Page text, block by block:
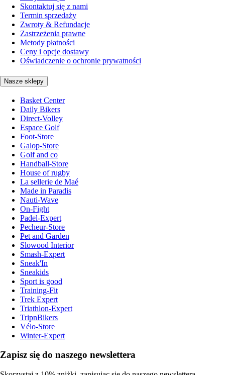
Skontaktuj się z nami
Termin sprzedaży
Zwroty & Refundacje
Zastrzeżenia prawne
Metody płatności
Ceny i opcje dostawy
Oświadczenie o ochronie prywatności
Nasze sklepy
Basket Center
Daily Bikers
Direct-Volley
Espace Golf
Foot-Store
Galop-Store
Golf and co
Handball-Store
House of rugby
La sellerie de Maé
Made in Paradis
Nauti-Wave
On-Fight
Padel-Expert
Pecheur-Store
Pet and Garden
Slowood Interior
Smash-Expert
Sneak'In
Sneakids
Sport is good
Training-Fit
Trek Expert
Triathlon-Expert
TripnBikers
Vélo-Store
Winter-Expert
Zapisz się do naszego newslettera